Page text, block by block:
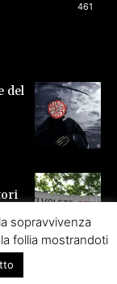
461
del
sopravvivenza
follia mostrandoti